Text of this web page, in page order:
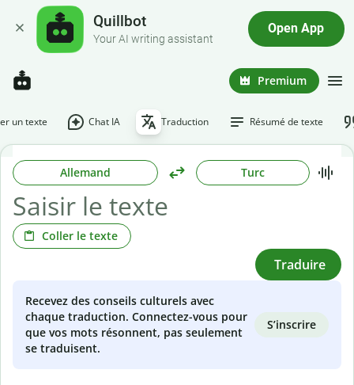
Quillbot
Your AI writing assistant
Open App
Premium
un texte Chat IA Traduction Résumé de texte
Allemand Turc
Coller le texte
Traduire
Recevez des conseils culturels avec
chaque traduction. Connectez-vous pour
que vos mots résonnent, pas seulement
se traduisent.
S’inscrire